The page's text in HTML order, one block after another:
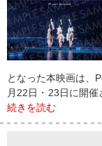
となった本映画は、
月22日・23日に開
続きを読む